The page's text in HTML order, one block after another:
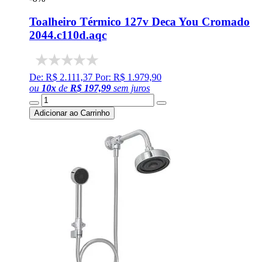
Toalheiro Térmico 127v Deca You Cromado
2044.c110d.aqc
De: R$ 2.111,37 Por: R$ 1.979,90
ou 10x de R$ 197,99 sem juros
Adicionar ao Carrinho